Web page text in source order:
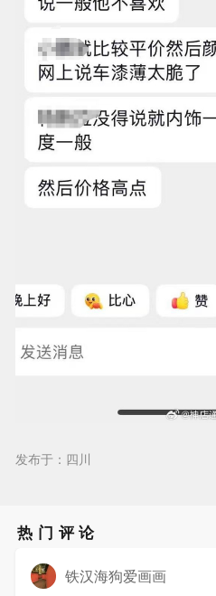
发布于：四川
热门评论
铁汉海狗爱画画